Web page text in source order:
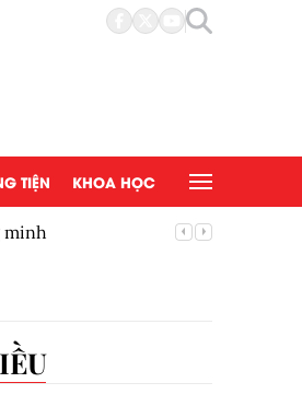
TIỆN KHOA HỌC
minh